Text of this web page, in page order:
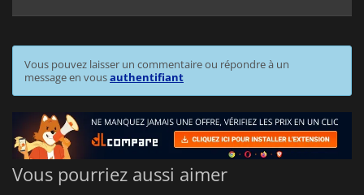
Vous pouvez laisser un commentaire ou répondre à un
message en vousauthentifiant
Vous pourriez aussi aimer